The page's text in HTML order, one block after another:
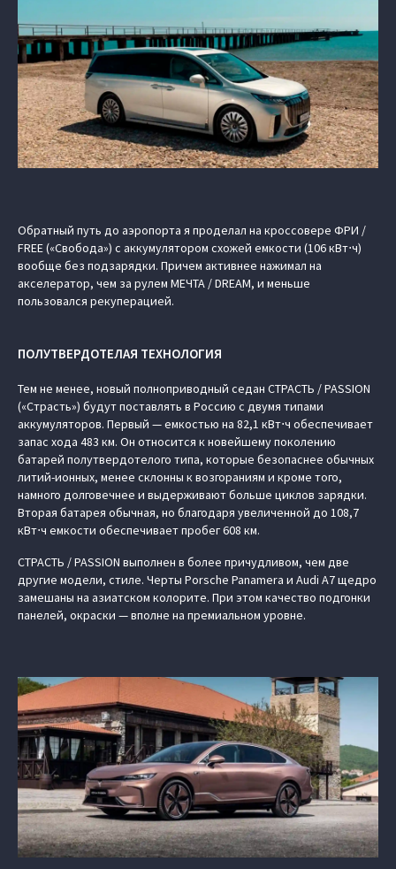
Обратный путь до аэропорта я проделал на кроссовере ФРИ /
FREE («Свобода») с аккумулятором схожей емкости (106 кВт⋅ч)
вообще без подзарядки. Причем активнее нажимал на
акселератор, чем за рулем МЕЧТА / DREAM, и меньше
пользовался рекуперацией.
ПОЛУТВЕРДОТЕЛАЯ ТЕХНОЛОГИЯ
Тем не менее, новый полноприводный седан СТРАСТЬ / PASSION
(«Страсть») будут поставлять в Россию с двумя типами
аккумуляторов. Первый — емкостью на 82,1 кВт⋅ч обеспечивает
запас хода 483 км. Он относится к новейшему поколению
батарей полутвердотелого типа, которые безопаснее обычных
литий-ионных, менее склонны к возгораниям и кроме того,
намного долговечнее и выдерживают больше циклов зарядки.
Вторая батарея обычная, но благодаря увеличенной до 108,7
кВт⋅ч емкости обеспечивает пробег 608 км.
СТРАСТЬ / PASSION выполнен в более причудливом, чем две
другие модели, стиле. Черты Porsche Panamera и Audi A7 щедро
замешаны на азиатском колорите. При этом качество подгонки
панелей, окраски — вполне на премиальном уровне.